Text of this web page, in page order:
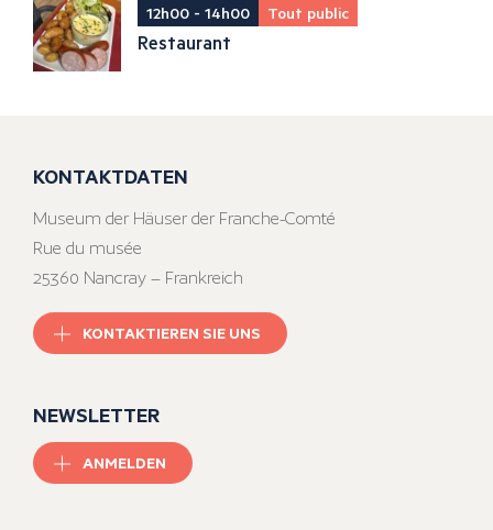
12h00 - 14h00 Tout public
Restaurant
KONTAKTDATEN
Museum der Häuser der Franche-Comté
Rue du musée
25360 Nancray – Frankreich
KONTAKTIEREN SIE UNS
NEWSLETTER
ANMELDEN